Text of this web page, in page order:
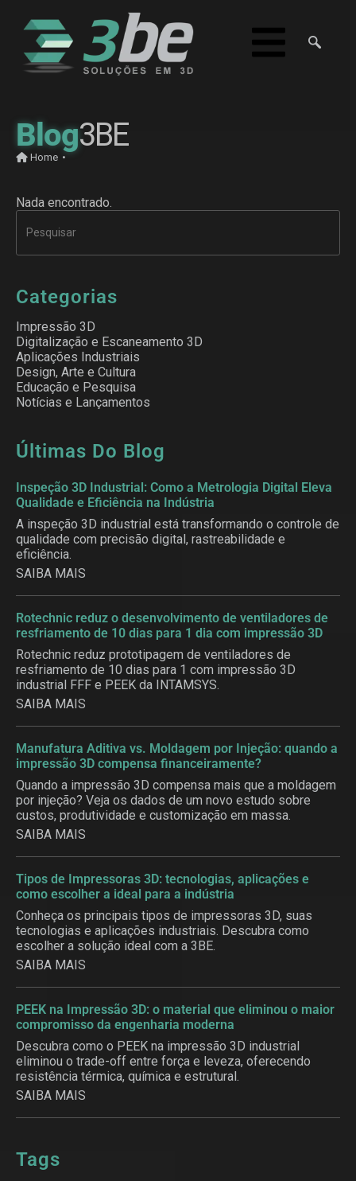
Blog3BE
Home •
Nada encontrado.
Categorias
Impressão 3D
Digitalização e Escaneamento 3D
Aplicações Industriais
Design, Arte e Cultura
Educação e Pesquisa
Notícias e Lançamentos
Últimas Do Blog
Inspeção 3D Industrial: Como a Metrologia Digital Eleva
Qualidade e Eficiência na Indústria
A inspeção 3D industrial está transformando o controle de
qualidade com precisão digital, rastreabilidade e
eficiência.
SAIBA MAIS
Rotechnic reduz o desenvolvimento de ventiladores de
resfriamento de 10 dias para 1 dia com impressão 3D
Rotechnic reduz prototipagem de ventiladores de
resfriamento de 10 dias para 1 com impressão 3D
industrial FFF e PEEK da INTAMSYS.
SAIBA MAIS
Manufatura Aditiva vs. Moldagem por Injeção: quando a
impressão 3D compensa financeiramente?
Quando a impressão 3D compensa mais que a moldagem
por injeção? Veja os dados de um novo estudo sobre
custos, produtividade e customização em massa.
SAIBA MAIS
Tipos de Impressoras 3D: tecnologias, aplicações e
como escolher a ideal para a indústria
Conheça os principais tipos de impressoras 3D, suas
tecnologias e aplicações industriais. Descubra como
escolher a solução ideal com a 3BE.
SAIBA MAIS
PEEK na Impressão 3D: o material que eliminou o maior
compromisso da engenharia moderna
Descubra como o PEEK na impressão 3D industrial
eliminou o trade-off entre força e leveza, oferecendo
resistência térmica, química e estrutural.
SAIBA MAIS
Tags